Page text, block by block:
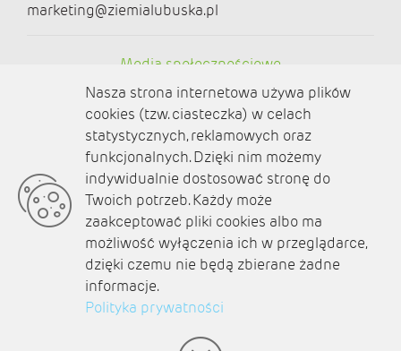
marketing@ziemialubuska.pl
Media społecznościowe
O nas
Kontakt
Polityka prywatności
Aktualności
Zaplanuj podróż
Nasza strona internetowa używa plików
cookies (tzw. ciasteczka) w celach
statystycznych, reklamowych oraz
funkcjonalnych. Dzięki nim możemy
indywidualnie dostosować stronę do
Twoich potrzeb. Każdy może
zaakceptować pliki cookies albo ma
możliwość wyłączenia ich w przeglądarce,
dzięki czemu nie będą zbierane żadne
informacje.
Polityka prywatności